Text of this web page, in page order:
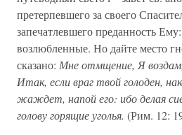
претерпевшего за своего
запечатлевшего преданность
возлюбленные. Но дайте место
сказано: Мне отмщение, Я
Итак, если враг твой голоден,
жаждет, напой его: ибо делая
голову горящие уголья. (Рим. 12: